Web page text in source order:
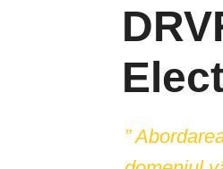
”